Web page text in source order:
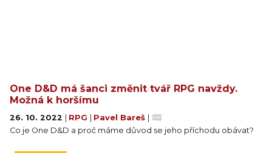
One D&D má šanci změnit tvář RPG navždy.
Možná k horšímu
26. 10. 2022 RPG Pavel Bareš
Co je One D&D a proč máme důvod se jeho příchodu obávat?